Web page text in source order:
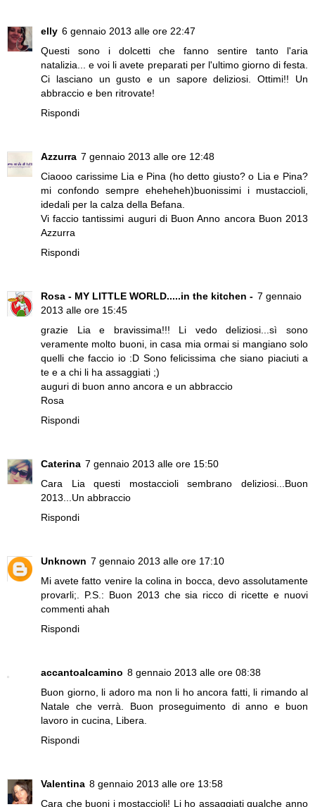
elly 6 gennaio 2013 alle ore 22:47
Questi sono i dolcetti che fanno sentire tanto l'aria
natalizia... e voi li avete preparati per l'ultimo giorno di festa.
Ci lasciano un gusto e un sapore deliziosi. Ottimi!! Un
abbraccio e ben ritrovate!
Rispondi
Azzurra 7 gennaio 2013 alle ore 12:48
Ciaooo carissime Lia e Pina (ho detto giusto? o Lia e Pina?
mi confondo sempre eheheheh)buonissimi i mustaccioli,
idedali per la calza della Befana.
Vi faccio tantissimi auguri di Buon Anno ancora Buon 2013
Azzurra
Rispondi
Rosa - MY LITTLE WORLD.....in the kitchen - 7 gennaio
2013 alle ore 15:45
grazie Lia e bravissima!!! Li vedo deliziosi...sì sono
veramente molto buoni, in casa mia ormai si mangiano solo
quelli che faccio io :D Sono felicissima che siano piaciuti a
te e a chi li ha assaggiati ;)
auguri di buon anno ancora e un abbraccio
Rosa
Rispondi
Caterina 7 gennaio 2013 alle ore 15:50
Cara Lia questi mostaccioli sembrano deliziosi...Buon
2013...Un abbraccio
Rispondi
Unknown 7 gennaio 2013 alle ore 17:10
Mi avete fatto venire la colina in bocca, devo assolutamente
provarli;. P.S.: Buon 2013 che sia ricco di ricette e nuovi
commenti ahah
Rispondi
accantoalcamino 8 gennaio 2013 alle ore 08:38
Buon giorno, li adoro ma non li ho ancora fatti, li rimando al
Natale che verrà. Buon proseguimento di anno e buon
lavoro in cucina, Libera.
Rispondi
Valentina 8 gennaio 2013 alle ore 13:58
Cara che buoni i mostaccioli! Li ho assaggiati qualche anno